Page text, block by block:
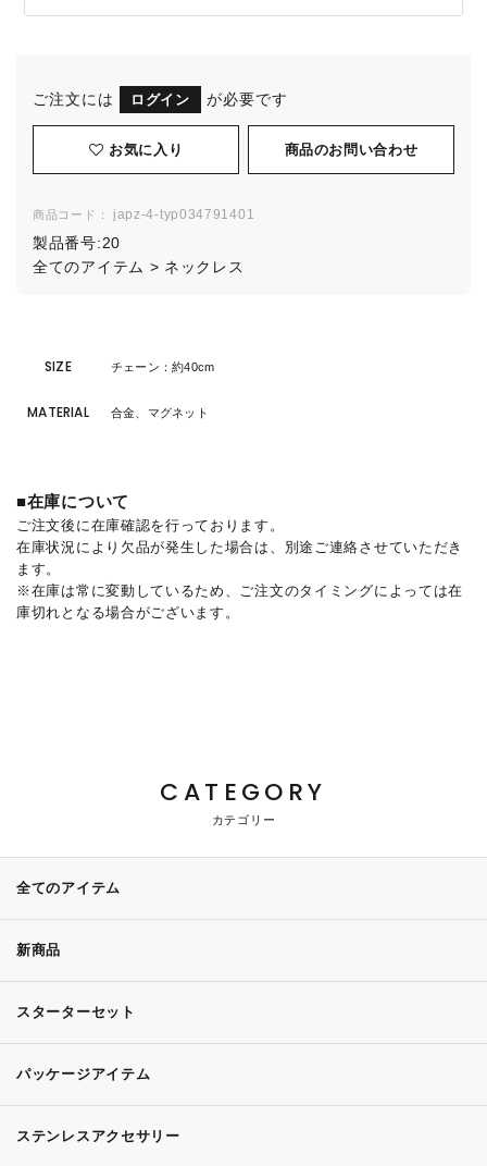
ご注文には ログイン が必要です
お気に入り
商品コード： japz-4-typ034791401
製品番号:20
全てのアイテム > ネックレス
SIZE チェーン：約40cm
MATERIAL 合金、マグネット
■在庫について
ご注文後に在庫確認を行っております。
在庫状況により欠品が発生した場合は、別途ご連絡させていただき
ます。
※在庫は常に変動しているため、ご注文のタイミングによっては在
庫切れとなる場合がございます。
CATEGORY
カテゴリー
全てのアイテム
新商品
スターターセット
パッケージアイテム
ステンレスアクセサリー